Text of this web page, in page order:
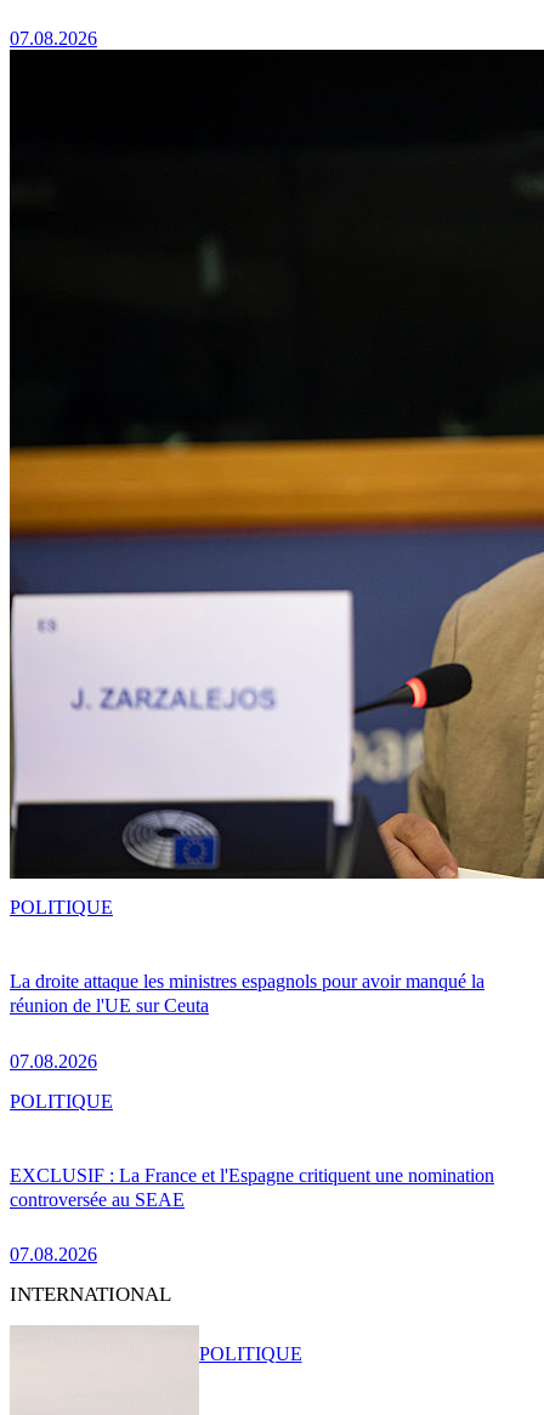
07.08.2026
La droite attaque les ministres espagnols pour avoir manqué la
réunion de l'UE sur Ceuta
07.08.2026
POLITIQUE
EXCLUSIF : La France et l'Espagne critiquent une nomination
controversée au SEAE
07.08.2026
POLITIQUE
INTERNATIONAL
POLITIQUE